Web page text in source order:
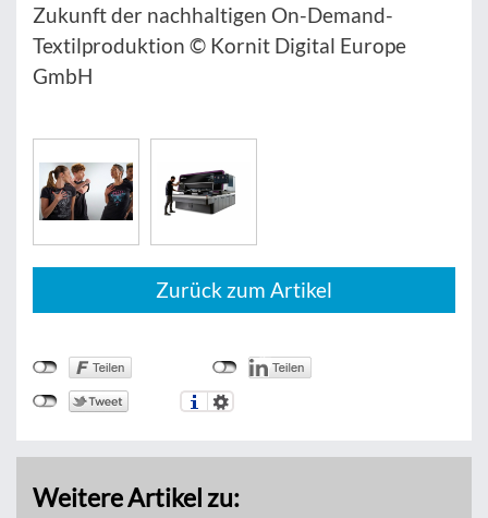
Zukunft der nachhaltigen On-Demand-
Textilproduktion © Kornit Digital Europe
GmbH
Zurück zum Artikel
Weitere Artikel zu: